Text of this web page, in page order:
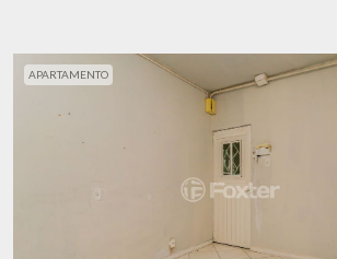
APARTAMENTO